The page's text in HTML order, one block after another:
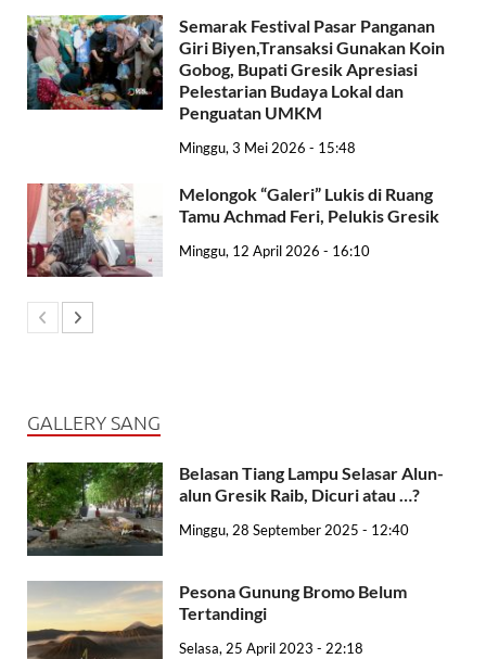
Semarak Festival Pasar Panganan
Giri Biyen,Transaksi Gunakan Koin
Gobog, Bupati Gresik Apresiasi
Pelestarian Budaya Lokal dan
Penguatan UMKM
Minggu, 3 Mei 2026 - 15:48
Melongok “Galeri” Lukis di Ruang
Tamu Achmad Feri, Pelukis Gresik
Minggu, 12 April 2026 - 16:10
GALLERY SANG
Belasan Tiang Lampu Selasar Alun-
alun Gresik Raib, Dicuri atau …?
Minggu, 28 September 2025 - 12:40
Pesona Gunung Bromo Belum
Tertandingi
Selasa, 25 April 2023 - 22:18